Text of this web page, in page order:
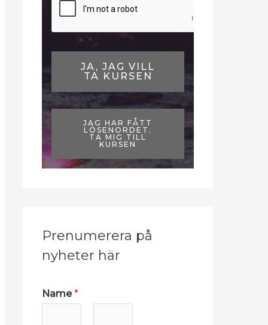
JA, JAG VILL
TA KURSEN
JAG HAR FÅTT
LÖSENORDET.
TA MIG TILL
KURSEN
Prenumerera på
nyheter här
Name*